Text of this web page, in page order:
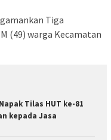
Tiga
(49) warga Kecamatan
Tilas HUT ke-81
kepada Jasa